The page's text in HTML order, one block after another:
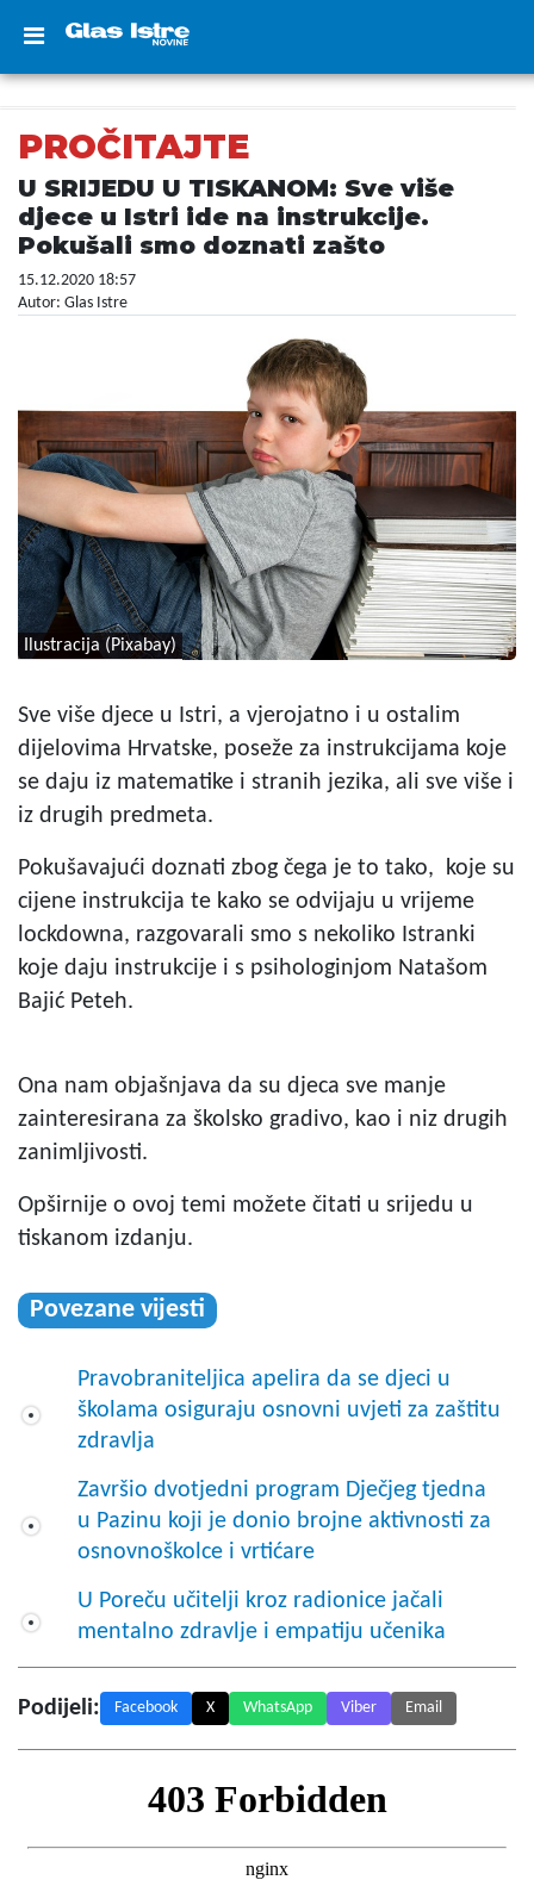
PROČITAJTE
U SRIJEDU U TISKANOM: Sve više
djece u Istri ide na instrukcije.
Pokušali smo doznati zašto
15.12.2020 18:57
Autor: Glas Istre
Ilustracija (Pixabay)
Sve više djece u Istri, a vjerojatno i u ostalim
dijelovima Hrvatske, poseže za instrukcijama koje
se daju iz matematike i stranih jezika, ali sve više i
iz drugih predmeta.
Pokušavajući doznati zbog čega je to tako, koje su
cijene instrukcija te kako se odvijaju u vrijeme
lockdowna, razgovarali smo s nekoliko Istranki
koje daju instrukcije i s psihologinjom Natašom
Bajić Peteh.
Ona nam objašnjava da su djeca sve manje
zainteresirana za školsko gradivo, kao i niz drugih
zanimljivosti.
Opširnije o ovoj temi možete čitati u srijedu u
tiskanom izdanju.
Povezane vijesti
Pravobraniteljica apelira da se djeci u
školama osiguraju osnovni uvjeti za zaštitu
zdravlja
Završio dvotjedni program Dječjeg tjedna
u Pazinu koji je donio brojne aktivnosti za
osnovnoškolce i vrtićare
U Poreču učitelji kroz radionice jačali
mentalno zdravlje i empatiju učenika
Podijeli: Facebook X WhatsApp Viber Email